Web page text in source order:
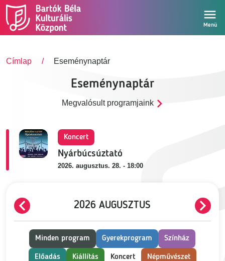
Ugrás a tartalomra
Menü
Címlap Eseménynaptár
Eseménynaptár
Megvalósult programjaink
Nyárbúcsúztató
Koncert
2026. augusztus. 28. - 18:00
ELŐZŐ
2026 AUGUSZTUS
Kategória
Minden program Gyerekprogram Színház
Előadás Kiállítás Koncert Népművészet